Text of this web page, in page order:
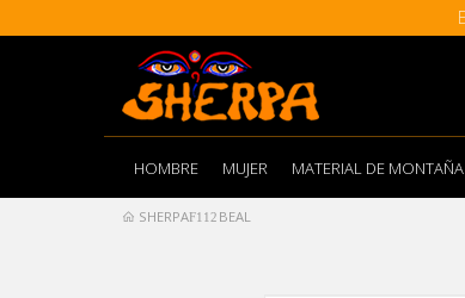
HOMBRE MUJER MATERIAL DE MONTAÑA
SHERPA BEAL